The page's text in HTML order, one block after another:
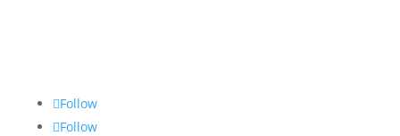
Follow
Follow